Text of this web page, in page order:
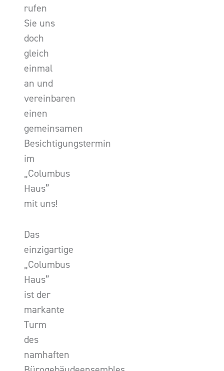
rufen
Sie uns
doch
gleich
einmal
an und
vereinbaren
einen
gemeinsamen
Besichtigungstermin
im
„Columbus
Haus”
mit uns!
Das
einzigartige
„Columbus
Haus”
ist der
markante
Turm
des
namhaften